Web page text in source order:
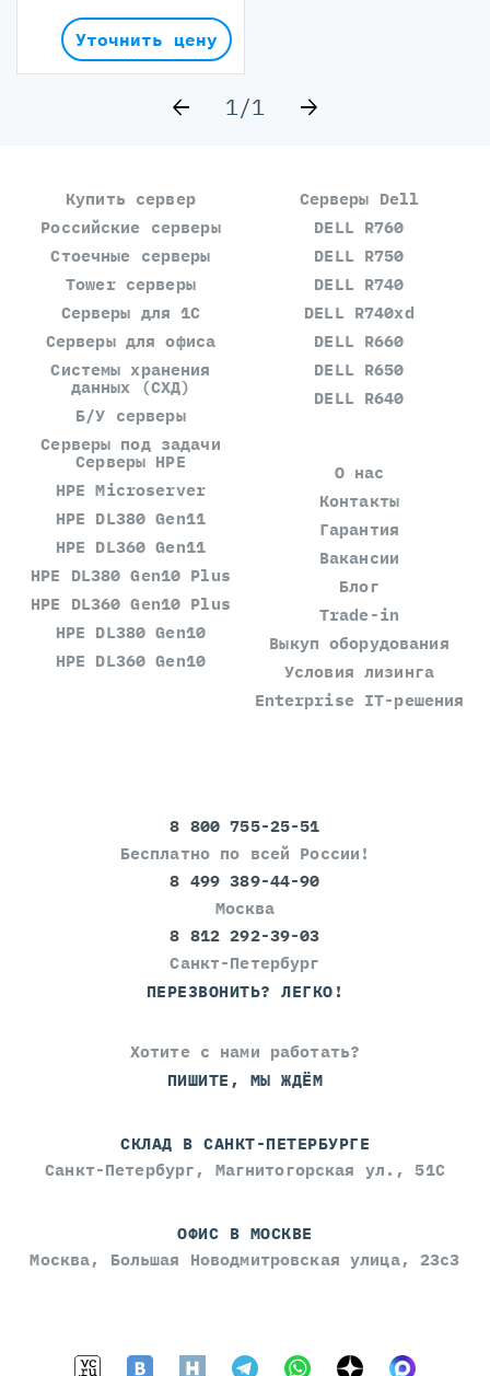
Уточнить цену
1/1
Купить сервер
Российские серверы
Стоечные серверы
Tower серверы
Серверы для 1С
Серверы для офиса
Системы хранения
данных (СХД)
Б/У серверы
Серверы под задачи
Серверы Dell
DELL R760
DELL R750
DELL R740
DELL R740xd
DELL R660
DELL R650
DELL R640
Серверы HPE
HPE Microserver
HPE DL380 Gen11
HPE DL360 Gen11
HPE DL380 Gen10 Plus
HPE DL360 Gen10 Plus
HPE DL380 Gen10
HPE DL360 Gen10
О нас
Контакты
Гарантия
Вакансии
Блог
Trade-in
Выкуп оборудования
Условия лизинга
Enterprise IT-решения
8 800 755-25-51
Бесплатно по всей России!
8 499 389-44-90
Москва
8 812 292-39-03
Санкт-Петербург
ПЕРЕЗВОНИТЬ? ЛЕГКО!
Хотите с нами работать?
ПИШИТЕ, МЫ ЖДЁМ
СКЛАД В САНКТ-ПЕТЕРБУРГЕ
Санкт-Петербург, Магнитогорская ул., 51С
ОФИС В МОСКВЕ
Москва, Большая Новодмитровская улица, 23с3